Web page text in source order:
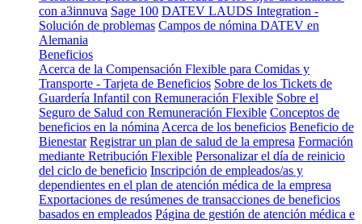
con a3innuva Sage 100 DATEV LAUDS Integration -
Solución de problemas Campos de nómina DATEV en
Alemania
Beneficios
Acerca de la Compensación Flexible para Comidas y
Transporte - Tarjeta de Beneficios Sobre de los Tickets de
Guardería Infantil con Remuneración Flexible Sobre el
Seguro de Salud con Remuneración Flexible Conceptos de
beneficios en la nómina Acerca de los beneficios Beneficio de
Bienestar Registrar un plan de salud de la empresa Formación
mediante Retribución Flexible Personalizar el día de reinicio
del ciclo de beneficio Inscripción de empleados/as y
dependientes en el plan de atención médica de la empresa
Exportaciones de resúmenes de transacciones de beneficios
basados en empleados Página de gestión de atención médica e